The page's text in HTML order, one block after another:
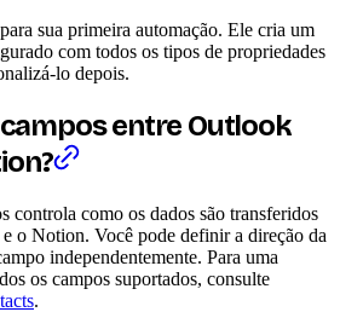
sua primeira automação. Ele cria um
com todos os tipos de propriedades
lo depois.
entre Outlook
controla como os dados são transferidos
o Notion. Você pode definir a direção da
independentemente. Para uma
os campos suportados, consulte
.